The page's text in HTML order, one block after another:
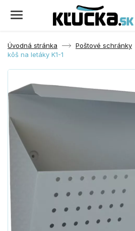
Úvodná stránka Poštové schránky
kôš na letáky K1-1